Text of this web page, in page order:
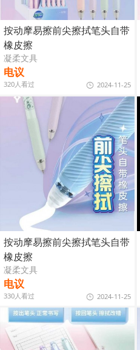
按动摩易擦前尖擦拭笔头自带
橡皮擦
凝柔文具
电议
320人看过 2024-11-25
按动摩易擦前尖擦拭笔头自带
橡皮擦
凝柔文具
电议
330人看过 2024-11-25